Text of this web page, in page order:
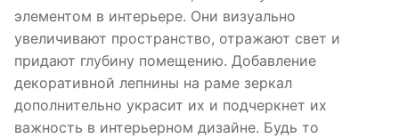
элементом в интерьере. Они визуально
увеличивают пространство, отражают свет и
придают глубину помещению. Добавление
декоративной лепнины на раме зеркал
дополнительно украсит их и подчеркнет их
важность в интерьерном дизайне. Будь то